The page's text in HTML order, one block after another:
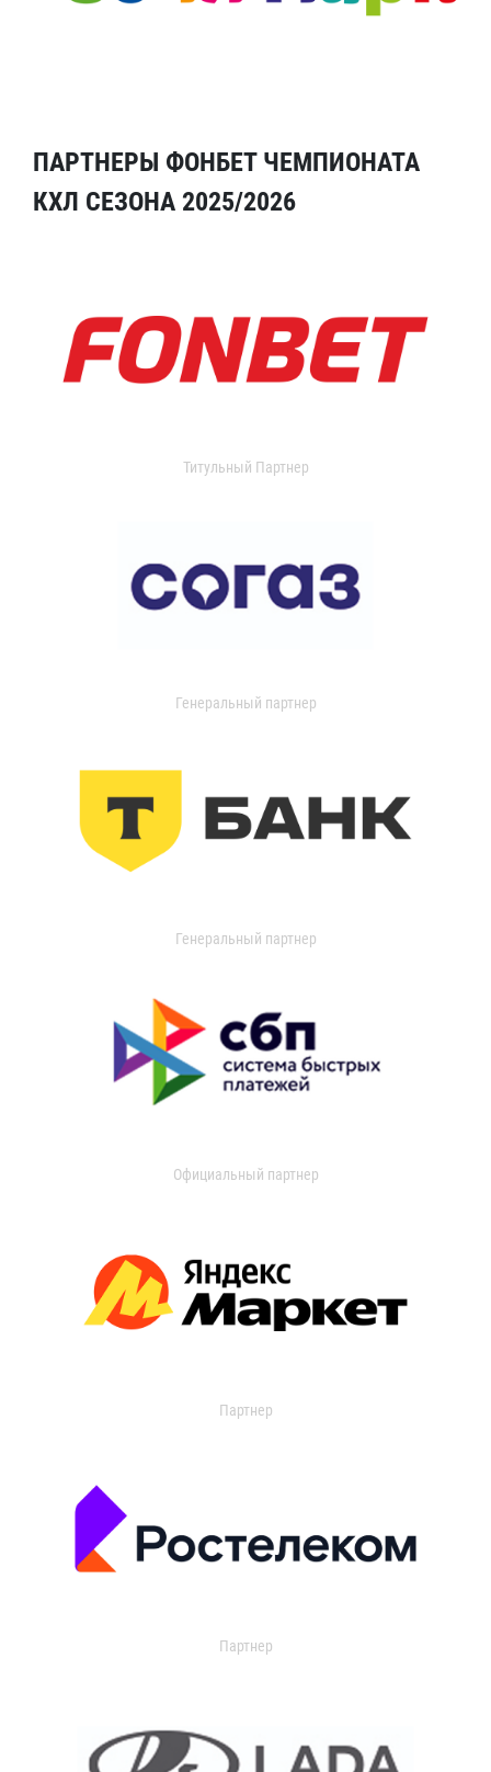
ПАРТНЕРЫ ФОНБЕТ ЧЕМПИОНАТА
КХЛ СЕЗОНА 2025/2026
Титульный Партнер
Генеральный партнер
Генеральный партнер
Официальный партнер
Партнер
Партнер